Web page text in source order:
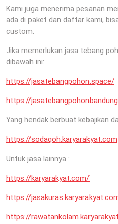
Kami juga menerima pesanan
ada di paket dan daftar kami,
custom.
Jika memerlukan jasa tebang
dibawah ini:
https://jasatebangpohon.space/
https://
Yang hendak berbuat kebajikan
https://sodaqoh.karyarakyat.com
Untuk jasa lainnya :
https://karyarakyat.com/
https://
https://